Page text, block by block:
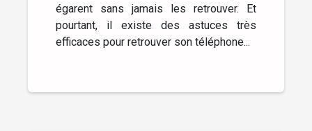
égarent sans jamais les retrouver. Et
pourtant, il existe des astuces très
efficaces pour retrouver son téléphone...